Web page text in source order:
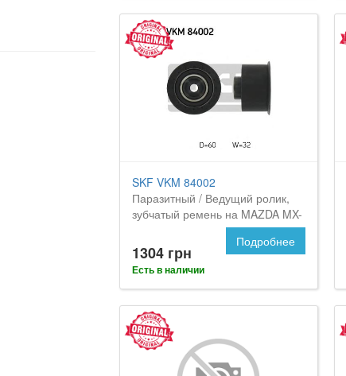
SKF VKM 84002
Паразитный / Ведущий ролик,
зубчатый ремень на MAZDA MX-
1304 грн
Есть в наличии
Подробнее